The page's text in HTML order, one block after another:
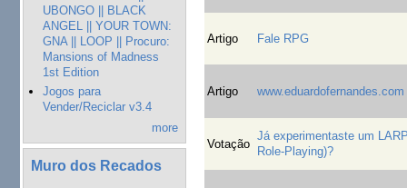
UBONGO || BLACK
ANGEL || YOUR TOWN:
GNA || LOOP || Procuro:
Mansions of Madness
1st Edition
Jogos para
Vender/Reciclar v3.4
more
Muro dos Recados
Artigo Fale RPG
Artigo www.eduardofernandes.com
Votação
Já experimentaste um
Role-Playing)?